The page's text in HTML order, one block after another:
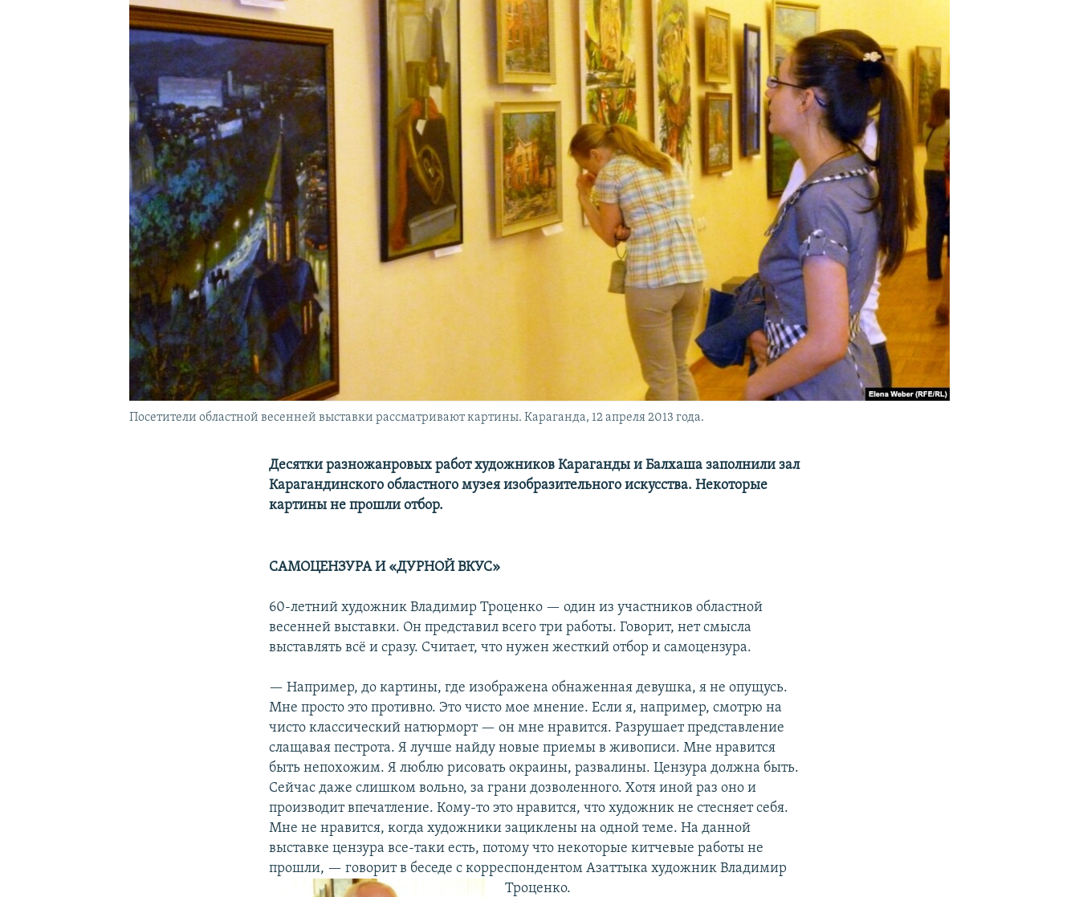
Посетители областной весенней выставки рассматривают картины. Караганда, 12 апреля 2013 года.
Десятки разножанровых работ художников Караганды и Балхаша заполнили зал
Карагандинского областного музея изобразительного искусства. Некоторые
картины не прошли отбор.
САМОЦЕНЗУРАИ «ДУРНОЙВКУС»
60-летний художник Владимир Троценко — один из участников областной
весенней выставки. Он представил всего три работы. Говорит, нет смысла
выставлять всё и сразу. Считает, что нужен жесткий отбор и самоцензура.
— Например, до картины, где изображена обнаженная девушка, я не опущусь.
Мне просто это противно. Это чисто мое мнение. Если я, например, смотрю на
чисто классический натюрморт — он мне нравится. Разрушает представление
слащавая пестрота. Я лучше найду новые приемы в живописи. Мне нравится
быть непохожим. Я люблю рисовать окраины, развалины. Цензура должна быть.
Сейчас даже слишком вольно, за грани дозволенного. Хотя иной раз оно и
производит впечатление. Кому-то это нравится, что художник не стесняет себя.
Мне не нравится, когда художники зациклены на одной теме. На данной
выставке цензура все-таки есть, потому что некоторые китчевые работы не
прошли, — говорит в беседе с корреспондентом Азаттыка художник Владимир
Троценко.